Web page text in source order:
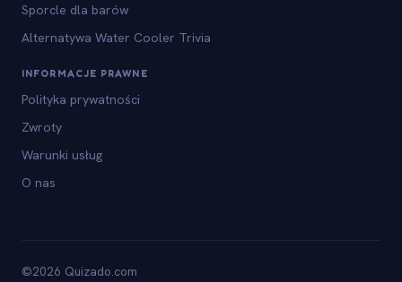
Sporcle dla barów
Alternatywa Water Cooler Trivia
INFORMACJE PRAWNE
Polityka prywatności
Zwroty
Warunki usług
O nas
©2026 Quizado.com